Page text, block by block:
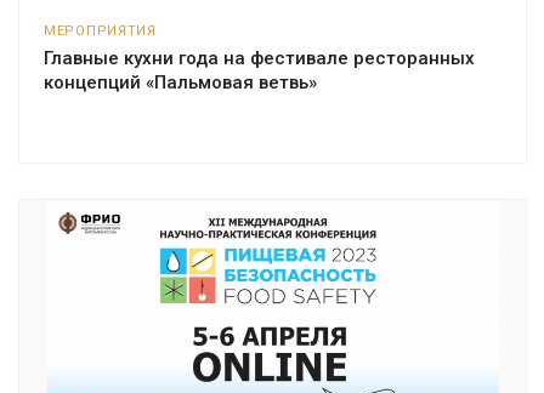
МЕРОПРИЯТИЯ
Главные кухни года на фестивале ресторанных
концепций «Пальмовая ветвь»